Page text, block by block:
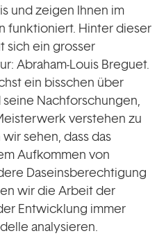
und zeigen Ihnen im
funktioniert. Hinter dieser
sich ein grosser
Abraham-Louis Breguet.
ein bisschen über
Nachforschungen,
verstehen zu
sehen, dass das
Aufkommen von
Daseinsberechtigung
wir die Arbeit der
Entwicklung immer
analysieren.